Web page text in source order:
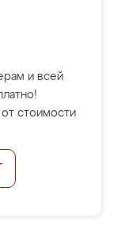
и всей
стоимости